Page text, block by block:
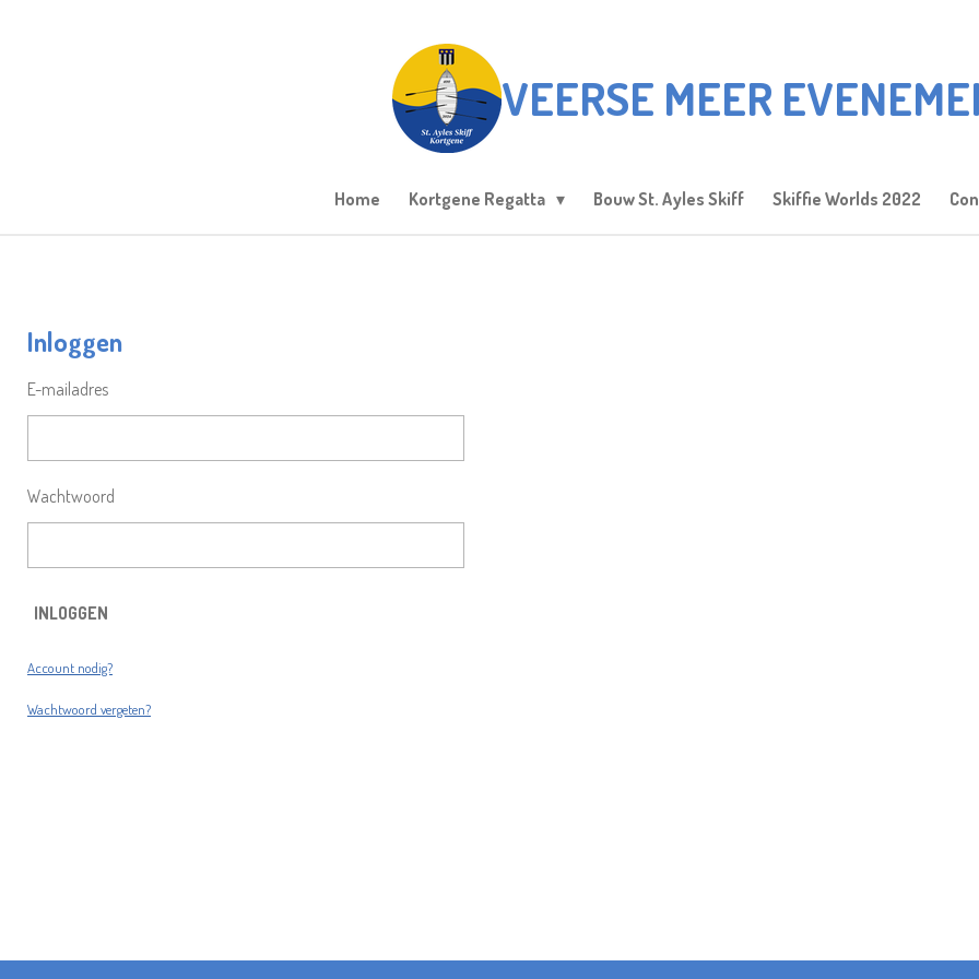
VEERSE MEER
Home Kortgene Regatta Bouw St. Ayles Skiff Skiffie Worlds 2022
Inloggen
E-mailadres
Wachtwoord
INLOGGEN
Account nodig?
Wachtwoord vergeten?